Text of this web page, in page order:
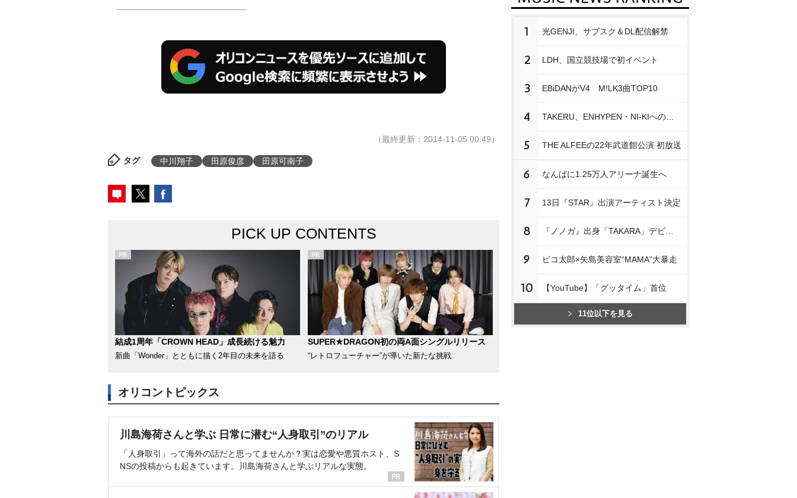
（最終更新：2014-11-05 00:49）
タグ 中川翔子 田原俊彦 田原可南子
PICK UP CONTENTS
結成1周年「CROWN HEAD」成長続ける魅力
新曲「Wonder」とともに描く2年目の未来を語る
SUPER★DRAGON初の両A面シングルリリース
“レトロフューチャー”が導いた新たな挑戦
オリコントピックス
川島海荷さんと学ぶ 日常に潜む“人身取引”のリアル
「人身取引」って海外の話だと思ってませんか？実は恋愛や悪質ホスト、S
NSの投稿からも起きています。川島海荷さんと学ぶリアルな実態。
1 光GENJI、サブスク＆DL配信解禁
2 LDH、国立競技場で初イベント
3 EBiDANがV4 M!LK3曲TOP10
4
5 THE ALFEEの22年武道館公演 初放送
6 なんばに1.25万人アリーナ誕生へ
7 13日『STAR』出演アーティスト決定
8
9 ピコ太郎×矢島美容室“MAMA”大暴走
10 【YouTube】「グッタイム」首位
11位以下を見る